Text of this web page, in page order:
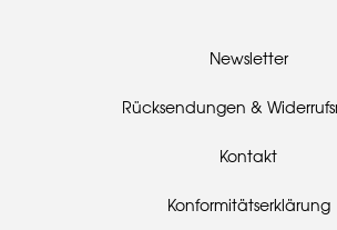
Newsletter
Rücksendungen &
Kontakt
Konformitätserklärung